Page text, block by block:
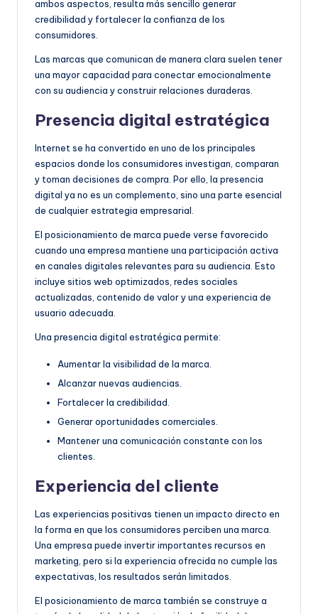
ambos aspectos, resulta más sencillo generar
credibilidad y fortalecer la confianza de los
consumidores.
Las marcas que comunican de manera clara suelen tener
una mayor capacidad para conectar emocionalmente
con su audiencia y construir relaciones duraderas.
Presencia digital estratégica
Internet se ha convertido en uno de los principales
espacios donde los consumidores investigan, comparan
y toman decisiones de compra. Por ello, la presencia
digital ya no es un complemento, sino una parte esencial
de cualquier estrategia empresarial.
El posicionamiento de marca puede verse favorecido
cuando una empresa mantiene una participación activa
en canales digitales relevantes para su audiencia. Esto
incluye sitios web optimizados, redes sociales
actualizadas, contenido de valor y una experiencia de
usuario adecuada.
Una presencia digital estratégica permite:
Aumentar la visibilidad de la marca.
Alcanzar nuevas audiencias.
Fortalecer la credibilidad.
Generar oportunidades comerciales.
Mantener una comunicación constante con los
clientes.
Experiencia del cliente
Las experiencias positivas tienen un impacto directo en
la forma en que los consumidores perciben una marca.
Una empresa puede invertir importantes recursos en
marketing, pero si la experiencia ofrecida no cumple las
expectativas, los resultados serán limitados.
El posicionamiento de marca también se construye a